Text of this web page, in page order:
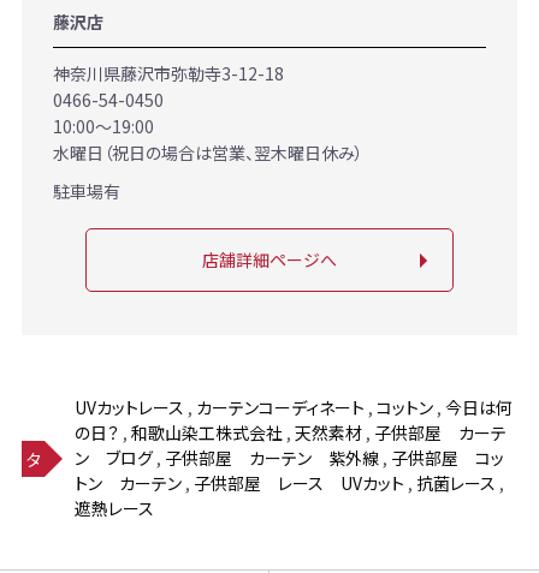
藤沢店
神奈川県藤沢市弥勒寺3-12-18
0466-54-0450
10:00～19:00
水曜日（祝日の場合は営業、翌木曜日休み）
駐車場有
店舗詳細ページへ
タ
UVカットレース , カーテンコーディネート ,コットン ,今日は何
の日？ ,和歌山染工株式会社 ,天然素材 , 子供部屋 カーテ
ン ブログ, 子供部屋 カーテン 紫外線 , 子供部屋 コッ
トン カーテン , 子供部屋 レース UVカット , 抗菌レース ,
遮熱レース